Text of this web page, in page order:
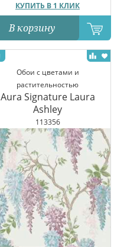
КУПИТЬ В 1 КЛИК
В корзину
Обои с цветами и
растительностью
Aura Signature Laura
Ashley
113356